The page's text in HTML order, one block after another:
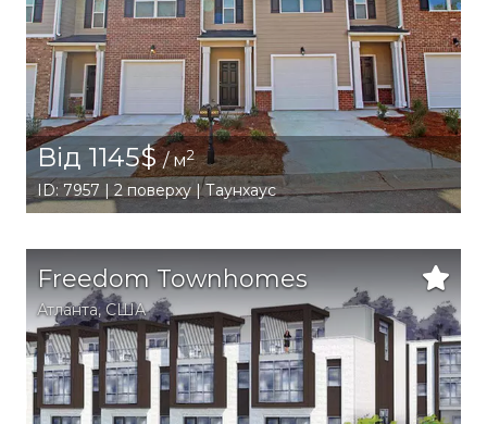
Від 1145$/ м2
ID: 7957 | 2 поверху | Таунхаус
Freedom Townhomes
Атланта,США